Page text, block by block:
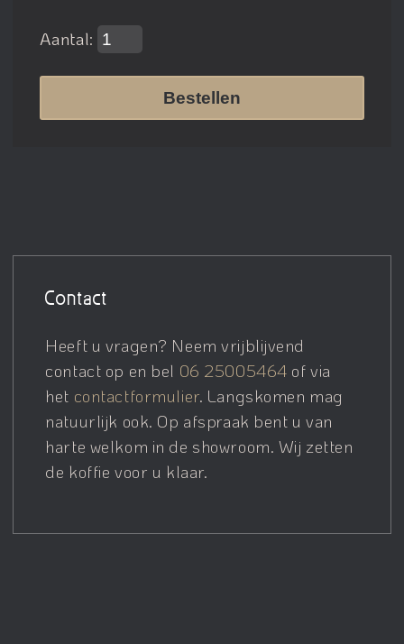
Aantal:
Bestellen
Contact
Heeft u vragen? Neem vrijblijvend
contact op en bel 06 25005464 of via
het contactformulier. Langskomen mag
natuurlijk ook. Op afspraak bent u van
harte welkom in de showroom. Wij zetten
de koffie voor u klaar.